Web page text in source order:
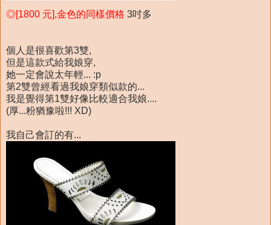
◎[1800 元],金色的同樣價格 3吋多
個人是很喜歡第3雙,
但是這款式給我娘穿,
她一定會說太年輕... :p
第2雙曾經看過我娘穿類似款的...
我是覺得第1雙好像比較適合我娘....
(厚...粉猶豫啦!!! XD)
我自己會訂的有...